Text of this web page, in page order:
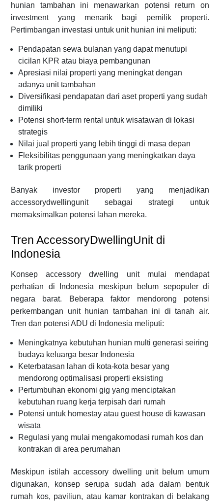
hunian tambahan ini menawarkan potensi return on
investment yang menarik bagi pemilik properti.
Pertimbangan investasi untuk unit hunian ini meliputi:
Pendapatan sewa bulanan yang dapat menutupi
cicilan KPR atau biaya pembangunan
Apresiasi nilai properti yang meningkat dengan
adanya unit tambahan
Diversifikasi pendapatan dari aset properti yang sudah
dimiliki
Potensi short-term rental untuk wisatawan di lokasi
strategis
Nilai jual properti yang lebih tinggi di masa depan
Fleksibilitas penggunaan yang meningkatkan daya
tarik properti
Banyak investor properti yang menjadikan
accessorydwellingunit sebagai strategi untuk
memaksimalkan potensi lahan mereka.
Tren AccessoryDwellingUnit di
Indonesia
Konsep accessory dwelling unit mulai mendapat
perhatian di Indonesia meskipun belum sepopuler di
negara barat. Beberapa faktor mendorong potensi
perkembangan unit hunian tambahan ini di tanah air.
Tren dan potensi ADU di Indonesia meliputi:
Meningkatnya kebutuhan hunian multi generasi seiring
budaya keluarga besar Indonesia
Keterbatasan lahan di kota-kota besar yang
mendorong optimalisasi properti eksisting
Pertumbuhan ekonomi gig yang menciptakan
kebutuhan ruang kerja terpisah dari rumah
Potensi untuk homestay atau guest house di kawasan
wisata
Regulasi yang mulai mengakomodasi rumah kos dan
kontrakan di area perumahan
Meskipun istilah accessory dwelling unit belum umum
digunakan, konsep serupa sudah ada dalam bentuk
rumah kos, paviliun, atau kamar kontrakan di belakang